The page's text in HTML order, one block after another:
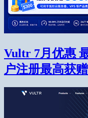
Vultr 7月优惠
户注册最高获